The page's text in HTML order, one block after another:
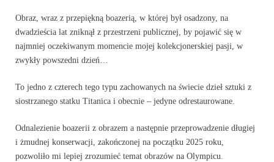
Obraz, wraz z przepiękną boazerią, w której był osadzony, na
dwadzieścia lat zniknął z przestrzeni publicznej, by pojawić się w
najmniej oczekiwanym momencie mojej kolekcjonerskiej pasji, w
zwykły powszedni dzień…
To jedno z czterech tego typu zachowanych na świecie dzieł sztuki z
siostrzanego statku Titanica i obecnie – jedyne odrestaurowane.
Odnalezienie boazerii z obrazem a następnie przeprowadzenie długiej
i żmudnej konserwacji, zakończonej na początku 2025 roku,
pozwoliło mi lepiej zrozumieć temat obrazów na Olympicu.